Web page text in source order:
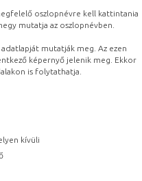
oszlopnévre kell kattintania
mutatja az oszlopnévben.
mutatják meg. Az ezen
képernyő jelenik meg. Ekkor
is folytathatja.
kívüli